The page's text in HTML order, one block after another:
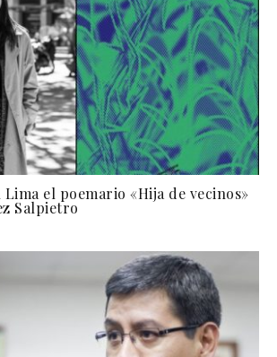
el poemario «Hija de vecinos»
Salpietro